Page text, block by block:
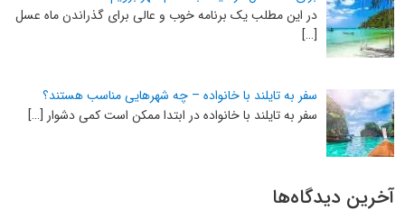
در این مطلب یک برنامه خوب و عالی برای گذراندن ماه عسل
[…]
سفر به تایلند با خانواده – چه شهرهایی مناسب هستند؟
سفر به تایلند با خانواده در ابتدا ممکن است کمی دشوار […]
آخرین دیدگاه‌ها